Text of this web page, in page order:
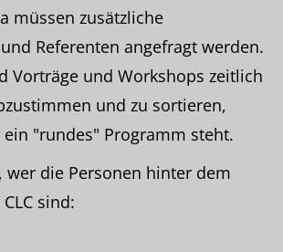
müssen zusätzliche
Referenten angefragt werden.
Vorträge und Workshops zeitlich
und zu sortieren,
"rundes" Programm steht.
wer die Personen hinter dem
sind: